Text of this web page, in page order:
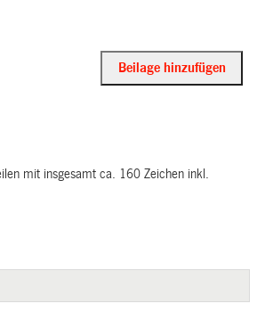
Beilage hinzufügen
mit insgesamt ca. 160 Zeichen inkl.